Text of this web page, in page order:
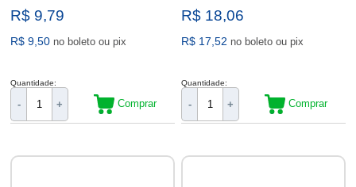
R$ 9,79
R$ 9,50 no boleto ou pix
Quantidade:
- + Comprar
R$ 18,06
R$ 17,52 no boleto ou pix
Quantidade:
- + Comprar